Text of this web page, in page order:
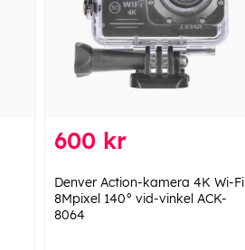
600 kr
Denver Action-kamera 4K Wi-Fi
8Mpixel 140° vid-vinkel ACK-
8064